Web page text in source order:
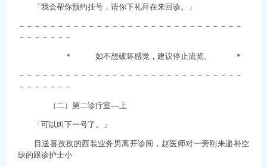
「我会帮你预约挂号，请你下礼拜在来回诊。」
－－－－－－－－－－－－－－－－－－－－－－－－－－－－－
－－－－－－－
＊ 如不想破坏感觉，建议停止流览。 ＊
－－－－－－－－－－－－－－－－－－－－－－－－－－－－－
－－－－－－－
（二）第二诊疗室––上
「可以叫下一号了。」
目送喜孜孜的西装业务男离开诊间，赵医师对一旁刚来递补空
缺的跟诊护士小